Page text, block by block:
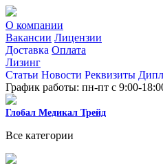
О компании
Вакансии Лицензии
Доставка Оплата
Лизинг
Статьи Новости Реквизиты
График работы: пн-пт с 9:00-
Глобал Медикал Трейд
Все категории